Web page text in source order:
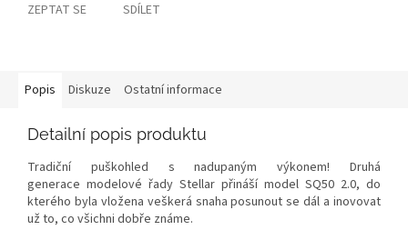
ZEPTAT SE SDÍLET
Popis Diskuze Ostatní informace
Detailní popis produktu
Tradiční puškohled s nadupaným výkonem! Druhá
generace modelové řady Stellar přináší model SQ50 2.0, do
kterého byla vložena veškerá snaha posunout se dál a inovovat
už to, co všichni dobře známe.